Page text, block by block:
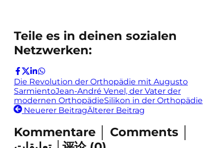
Teile es in deinen sozialen
Netzwerken:
Die Revolution der Orthopädie mit Augusto
SarmientoJean-André Venel, der Vater der
modernen OrthopädieSilikon in der Orthopädie
Neuerer BeitragÄlterer Beitrag
Kommentare │ Comments │